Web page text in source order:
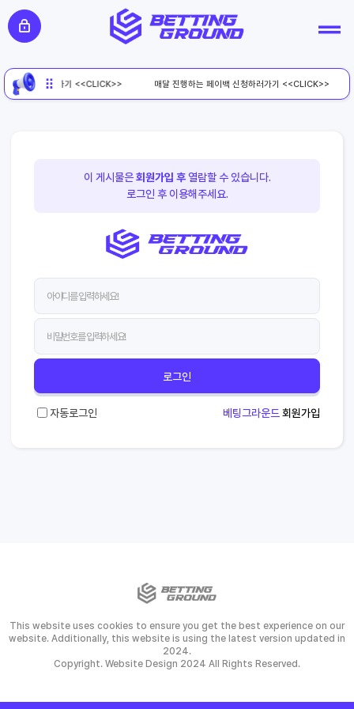
이백 신청하러가기 <<CLICK>> 매달 진행하는 페이백 신청하러가기 <<CLICK>>
이 게시물은회원가입 후열람할 수 있습니다.
로그인 후 이용해주세요.
로그인
자동로그인 베팅그라운드 회원가입
This website uses cookies to ensure you get the best experience on our
website. Additionally, this website is using the latest version updated in
2024.
Copyright. Website Design 2024 All Rights Reserved.